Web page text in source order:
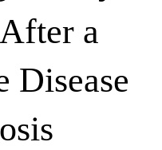
a
Disease